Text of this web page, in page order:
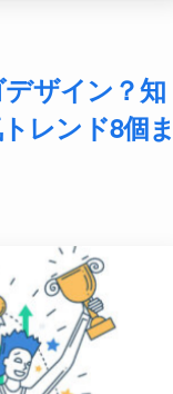
ザイン？知
レンド8個ま